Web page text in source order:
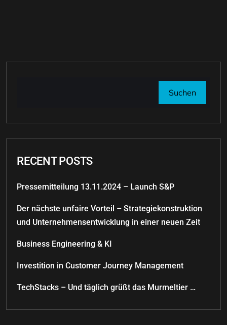
Suchen
RECENT POSTS
Pressemitteilung 13.11.2024 – Launch S&P
Der nächste unfaire Vorteil – Strategiekonstruktion
und Unternehmensentwicklung in einer neuen Zeit
Business Engineering & KI
Investition in Customer Journey Management
TechStacks – Und täglich grüßt das Murmeltier …